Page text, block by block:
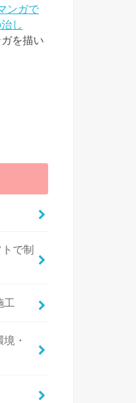
ンガで
し
を描い
で制
工
・